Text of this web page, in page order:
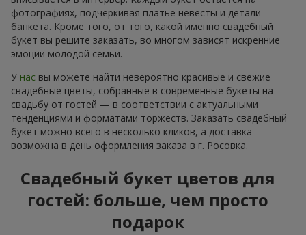
фотографиях, подчёркивая платье невесты и детали
банкета. Кроме того, от того, какой именно свадебный
букет вы решите заказать, во многом зависят искренние
эмоции молодой семьи.
У нас вы можете найти невероятно красивые и свежие
свадебные цветы, собранные в современные букеты на
свадьбу от гостей — в соответствии с актуальными
тенденциями и форматами торжеств. Заказать свадебный
букет можно всего в несколько кликов, а доставка
возможна в день оформления заказа в г. Росовка.
Свадебный букет цветов для
гостей: больше, чем просто
подарок